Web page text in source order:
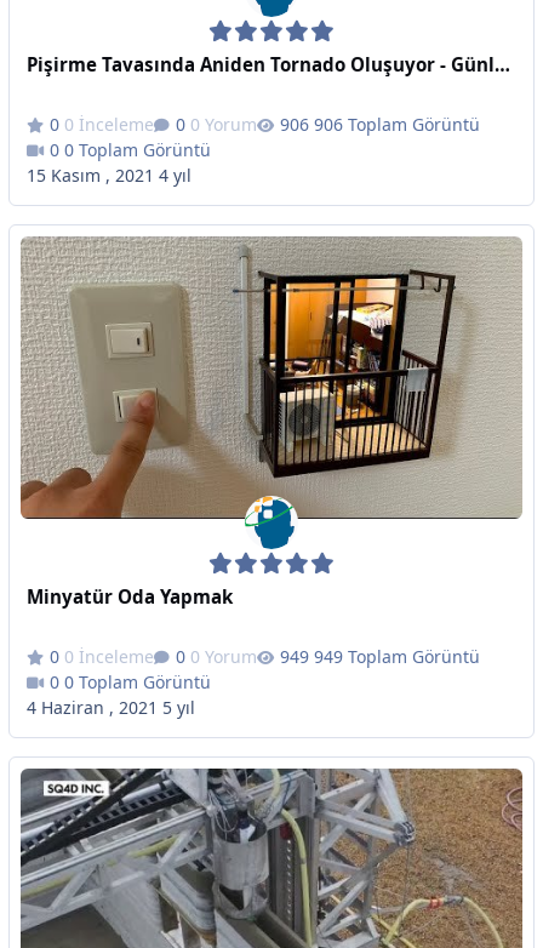
Pişirme Tavasında Aniden Tornado Oluşuyor - Günlük Dozunuz
0 İnceleme 0 Yorum
906 Toplam Görüntü
0 Toplam Görüntü
15 Kasım , 2021 4 yıl
Minyatür Oda Yapmak
0 İnceleme 0 Yorum
949 Toplam Görüntü
0 Toplam Görüntü
4 Haziran , 2021 5 yıl